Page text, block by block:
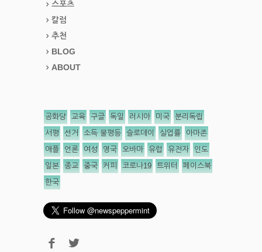
스포츠
칼럼
추천
BLOG
ABOUT
공화당 교육 구글 독일 러시아 미국 분리독립
서평 선거 소득 불평등 슬로데이 실업률 아마존
애플 언론 여성 영국 오바마 유럽 유전자 인도
일본 종교 중국 커피 코로나19 트위터 페이스북
한국